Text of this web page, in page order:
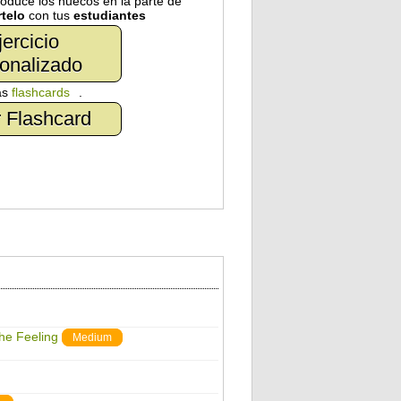
con tus estudiantes
flashcards
Flashcard
Feeling Medium